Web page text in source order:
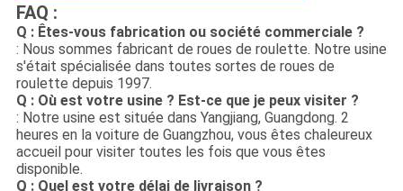
FAQ :
Q : Êtes-vous fabrication ou société commerciale ?
: Nous sommes fabricant de roues de roulette. Notre usine
s'était spécialisée dans toutes sortes de roues de
roulette depuis 1997.
Q : Où est votre usine ? Est-ce que je peux visiter ?
: Notre usine est située dans Yangjiang, Guangdong. 2
heures en la voiture de Guangzhou, vous êtes chaleureux
accueil pour visiter toutes les fois que vous êtes
disponible.
Q : Quel est votre délai de livraison ?